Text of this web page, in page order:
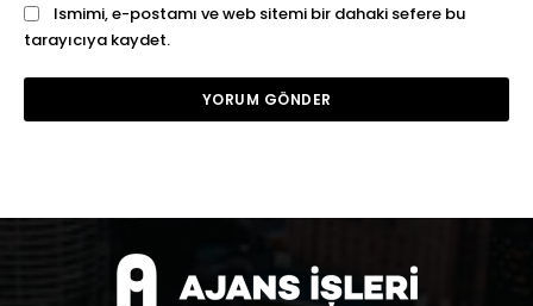
Ismimi, e-postamı ve web sitemi bir dahaki sefere bu
tarayıcıya kaydet.